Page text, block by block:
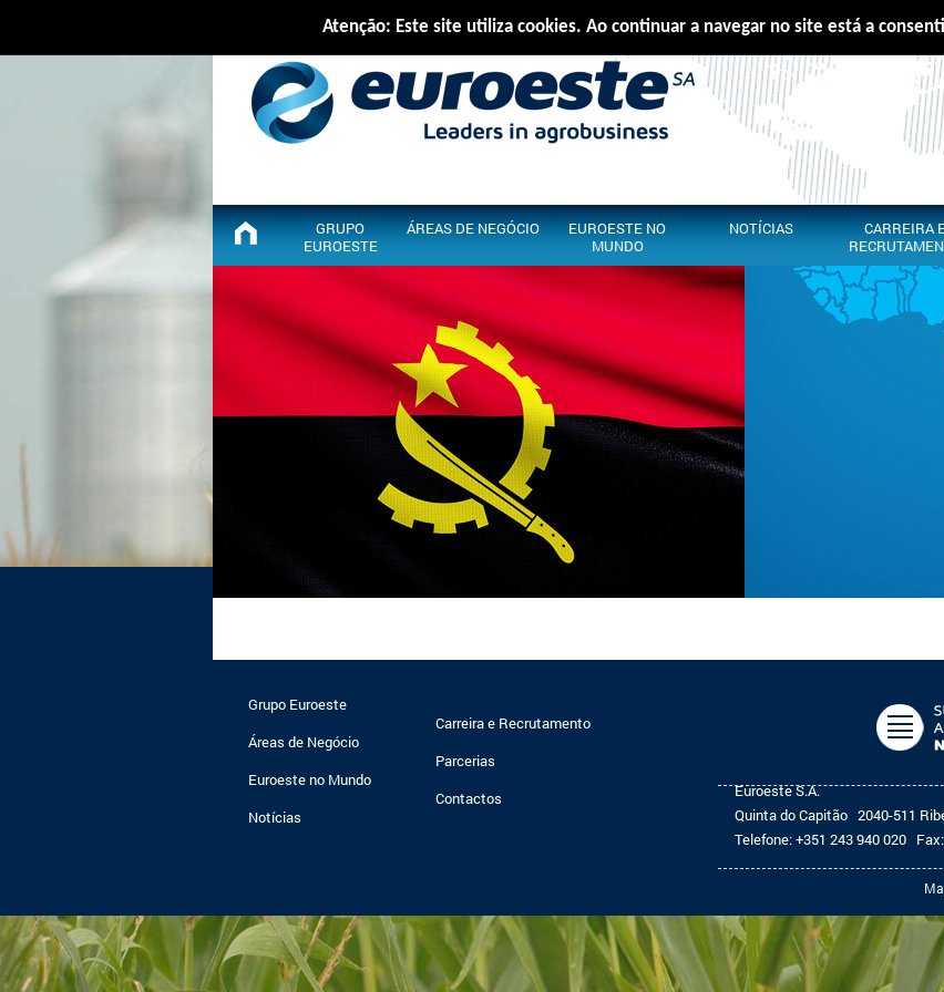
GRUPO
EUROESTE
ÁREAS DE NEGÓCIO
EUROESTE NO
MUNDO
NOTÍCIAS
CARREIRA
Grupo Euroeste
Áreas de Negócio
Euroeste no Mundo
Notícias
Carreira e Recrutamento
Parcerias
Contactos
Euroeste S.A.
Quinta do Capitão 2040-511
Telefone:+351 243 940 020 Fax:
Atenção: Este site utiliza cookies. Ao continuar a navegar no site está a